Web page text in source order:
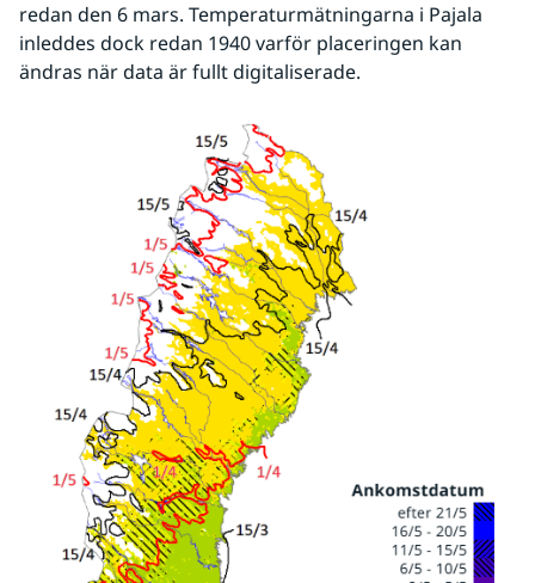
redan den 6 mars. Temperaturmätningarna i Pajala
inleddes dock redan 1940 varför placeringen kan
ändras när data är fullt digitaliserade.